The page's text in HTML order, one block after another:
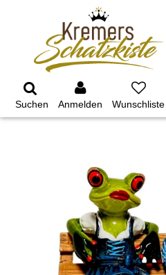
Suchen Anmelden
GARTEN